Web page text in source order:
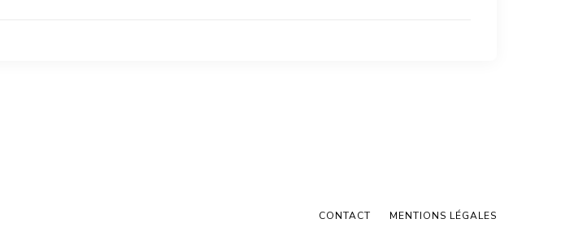
CONTACT MENTIONS LÉGALES